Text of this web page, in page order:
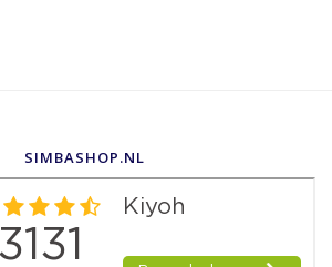
SIMBASHOP.NL